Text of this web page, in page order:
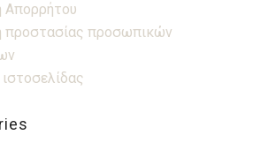
Απορρήτου
προστασίας προσωπικών
ιστοσελίδας